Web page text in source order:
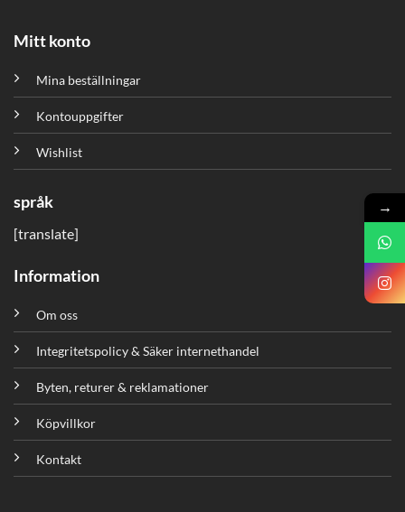
Mitt konto
Mina beställningar
Kontouppgifter
Wishlist
språk
[translate]
Information
Om oss
Integritetspolicy & Säker internethandel
Byten, returer & reklamationer
Köpvillkor
Kontakt
→